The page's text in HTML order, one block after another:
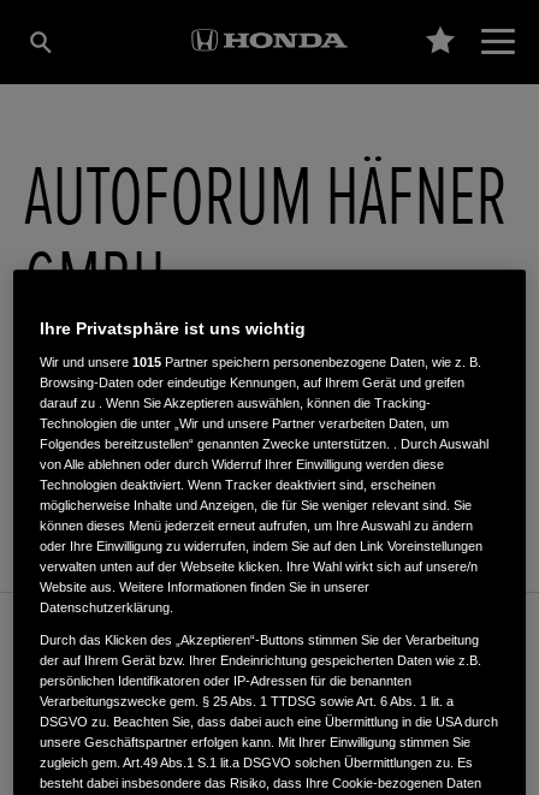
AUTOFORUM HÄFNER
GMBH
Sandaecker 3,97076,Würzburg
ROUTENPLANUNG
WEBSITE
Verkauf
+49931279800
Händler kontaktieren
Ihre Privatsphäre ist uns wichtig
Wir und unsere1015 Partner speichern personenbezogene Daten, wie z. B.
Browsing-Daten oder eindeutige Kennungen, auf Ihrem Gerät und greifen
darauf zu . Wenn Sie Akzeptieren auswählen, können die Tracking-
Technologien die unter „Wir und unsere Partner verarbeiten Daten, um
Folgendes bereitzustellen“ genannten Zwecke unterstützen. . Durch Auswahl
von Alle ablehnen oder durch Widerruf Ihrer Einwilligung werden diese
Technologien deaktiviert. Wenn Tracker deaktiviert sind, erscheinen
möglicherweise Inhalte und Anzeigen, die für Sie weniger relevant sind. Sie
können dieses Menü jederzeit erneut aufrufen, um Ihre Auswahl zu ändern
oder Ihre Einwilligung zu widerrufen, indem Sie auf den Link Voreinstellungen
verwalten unten auf der Webseite klicken. Ihre Wahl wirkt sich auf unsere/n
Website aus. Weitere Informationen finden Sie in unserer
Datenschutzerklärung.
Durch das Klicken des „Akzeptieren“-Buttons stimmen Sie der Verarbeitung
der auf Ihrem Gerät bzw. Ihrer Endeinrichtung gespeicherten Daten wie z.B.
persönlichen Identifikatoren oder IP-Adressen für die benannten
Verarbeitungszwecke gem. § 25 Abs. 1 TTDSG sowie Art. 6 Abs. 1 lit. a
DSGVO zu. Beachten Sie, dass dabei auch eine Übermittlung in die USA durch
unsere Geschäftspartner erfolgen kann. Mit Ihrer Einwilligung stimmen Sie
zugleich gem. Art.49 Abs.1 S.1 lit.a DSGVO solchen Übermittlungen zu. Es
besteht dabei insbesondere das Risiko, dass Ihre Cookie-bezogenen Daten